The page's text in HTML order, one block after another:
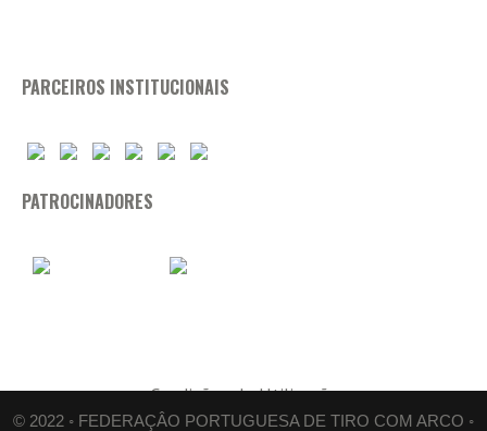
PARCEIROS INSTITUCIONAIS
PATROCINADORES
Condições de Utilização
© 2022 ◦ FEDERAÇÂO PORTUGUESA DE TIRO COM ARCO ◦